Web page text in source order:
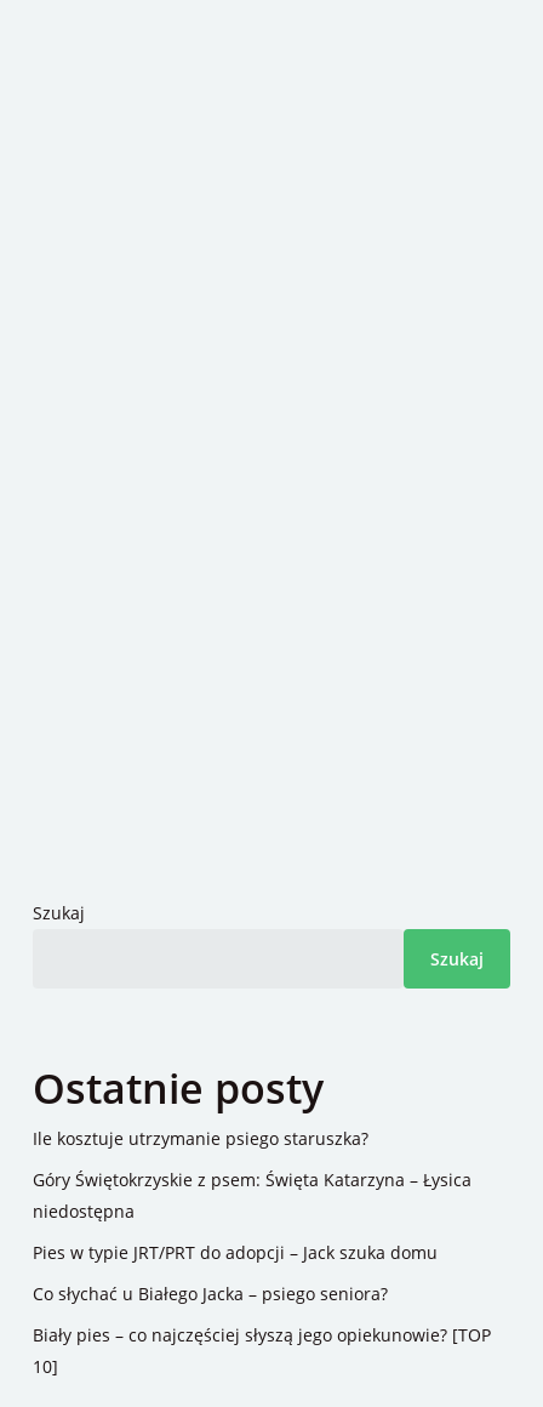
Szukaj
Szukaj
Ostatnie posty
Ile kosztuje utrzymanie psiego staruszka?
Góry Świętokrzyskie z psem: Święta Katarzyna – Łysica
niedostępna
Pies w typie JRT/PRT do adopcji – Jack szuka domu
Co słychać u Białego Jacka – psiego seniora?
Biały pies – co najczęściej słyszą jego opiekunowie? [TOP
10]